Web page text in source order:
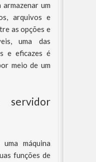
um
arquivos e
as opções e
uma das
e eficazes é
meio de um
máquina
funções de